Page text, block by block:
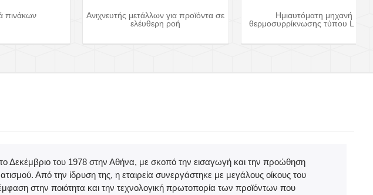
πινάκων
Ανιχνευτής μετάλλων για προϊόντα σε
ελέυθερη ροή
Ημιαυτόματη μηχανή
θερμοσυρρίκνωσης τύπου L
Δεκέμβριο του 1978 στην Αθήνα, με σκοπό την εισαγωγή και την προώθηση
Από την ίδρυση της, η εταιρεία συνεργάστηκε με μεγάλους οίκους του
έμφαση στην ποιότητα και την τεχνολογική πρωτοπορία των προϊόντων που